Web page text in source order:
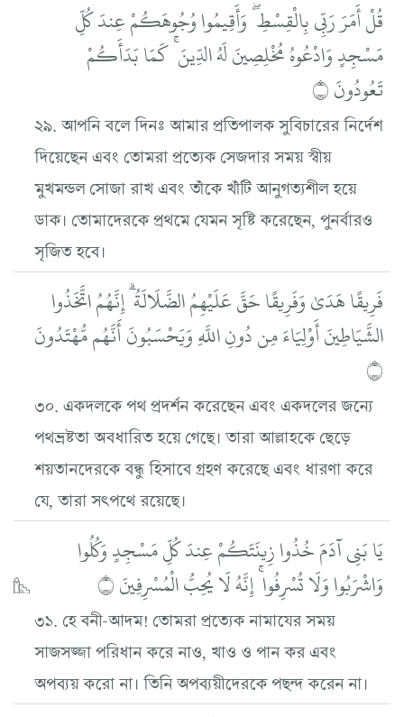
قُلْ أَمَرَ رَبِّي بِالْقِسْطِ ۖ وَأَقِيمُوا وُجُوهَكُمْ عِندَ كُلِّ
مَسْجِدٍ وَادْعُوهُ مُخْلِصِينَ لَهُ الدِّينَ ۚ كَمَا بَدَأَكُمْ
تَعُودُونَ ۝
২৯. আপনি বলে দিনঃ আমার প্রতিপালক সুবিচারের নির্দেশ
দিয়েছেন এবং তোমরা প্রত্যেক সেজদার সময় স্বীয়
মুখমন্ডল সোজা রাখ এবং তাঁকে খাঁটি আনুগত্যশীল হয়ে
ডাক। তোমাদেরকে প্রথমে যেমন সৃষ্টি করেছেন, পুনর্বারও
সৃজিত হবে।
فَرِيقًا هَدَىٰ وَفَرِيقًا حَقَّ عَلَيْهِمُ الضَّلَالَةُ ۗ إِنَّهُمُ اتَّخَذُوا
الشَّيَاطِينَ أَوْلِيَاءَ مِن دُونِ اللَّهِ وَيَحْسَبُونَ أَنَّهُم مُّهْتَدُونَ
۝
৩০. একদলকে পথ প্রদর্শন করেছেন এবং একদলের জন্যে
পথভ্রষ্টতা অবধারিত হয়ে গেছে। তারা আল্লাহকে ছেড়ে
শয়তানদেরকে বন্ধু হিসাবে গ্রহণ করেছে এবং ধারণা করে
যে, তারা সৎপথে রয়েছে।
يَا بَنِي آدَمَ خُذُوا زِينَتَكُمْ عِندَ كُلِّ مَسْجِدٍ وَكُلُوا
وَاشْرَبُوا وَلَا تُسْرِفُوا ۚ إِنَّهُ لَا يُحِبُّ الْمُسْرِفِينَ ۝
৩১. হে বনী-আদম! তোমরা প্রত্যেক নামাযের সময়
সাজসজ্জা পরিধান করে নাও, খাও ও পান কর এবং
অপব্যয় করো না। তিনি অপব্যয়ীদেরকে পছন্দ করেন না।